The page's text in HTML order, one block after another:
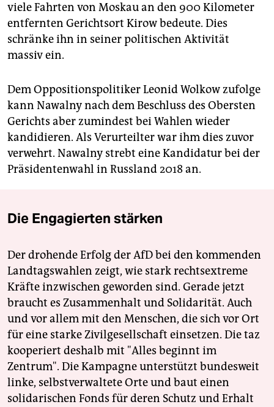
viele Fahrten von Moskau an den 900 Kilometer
entfernten Gerichtsort Kirow bedeute. Dies
schränke ihn in seiner politischen Aktivität
massiv ein.
Dem Oppositionspolitiker Leonid Wolkow zufolge
kann Nawalny nach dem Beschluss des Obersten
Gerichts aber zumindest bei Wahlen wieder
kandidieren. Als Verurteilter war ihm dies zuvor
verwehrt. Nawalny strebt eine Kandidatur bei der
Präsidentenwahl in Russland 2018 an.
Die Engagierten stärken
Der drohende Erfolg der AfD bei den kommenden
Landtagswahlen zeigt, wie stark rechtsextreme
Kräfte inzwischen geworden sind. Gerade jetzt
braucht es Zusammenhalt und Solidarität. Auch
und vor allem mit den Menschen, die sich vor Ort
für eine starke Zivilgesellschaft einsetzen. Die taz
kooperiert deshalb mit "Alles beginnt im
Zentrum". Die Kampagne unterstützt bundesweit
linke, selbstverwaltete Orte und baut einen
solidarischen Fonds für deren Schutz und Erhalt